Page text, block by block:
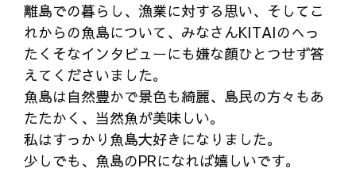
離島での暮らし、漁業に対する思い、そしてこ
れからの魚島について、みなさんKITAIのへっ
たくそなインタビューにも嫌な顔ひとつせず答
えてくださいました。
魚島は自然豊かで景色も綺麗、島民の方々もあ
たたかく、当然魚が美味しい。
私はすっかり魚島大好きになりました。
少しでも、魚島のPRになれば嬉しいです。